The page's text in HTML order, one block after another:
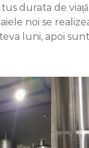
durata de
noi se
luni, apoi